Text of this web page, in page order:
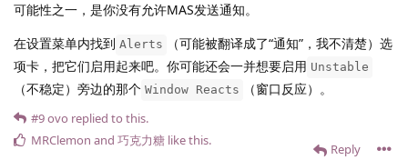
可能性之一，是你没有允许MAS发送通知。
在设置菜单内找到 Alerts
（可能被翻译成了“通知”，我不清楚）选
项卡，把它们启用起来吧。你可能还会一并想要启用 Unstable
（不稳定）旁边的那个 Window Reacts （窗口反应）。
Reply
#9ovo replied to this.
MRClemon and 巧克力糖 like this.